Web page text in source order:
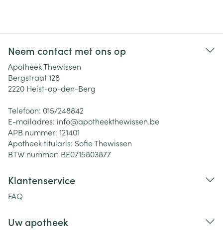
Neem contact met ons op
Apotheek Thewissen
Bergstraat 128
2220 Heist-op-den-Berg
Telefoon: 015/248842
E-mailadres: info@apotheekthewissen.be
APB nummer: 121401
Apotheek titularis: Sofie Thewissen
BTW nummer: BE0715803877
Klantenservice
FAQ
Uw apotheek